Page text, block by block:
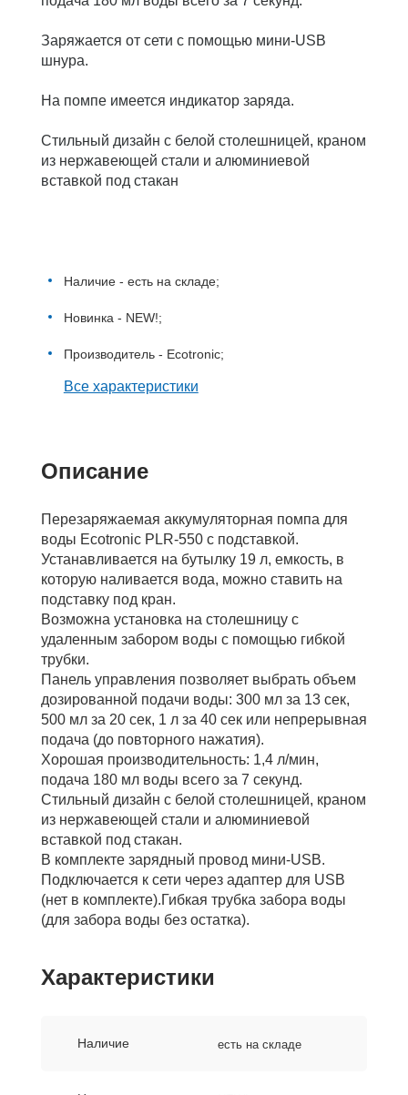
Заряжается от сети с помощью мини-USB
шнура.
На помпе имеется индикатор заряда.
Стильный дизайн с белой столешницей, краном
из нержавеющей стали и алюминиевой
вставкой под стакан
Наличие - есть на складе;
Новинка - NEW!;
Производитель - Ecotronic;
Все характеристики
Описание
Перезаряжаемая аккумуляторная помпа для
воды Ecotronic PLR-550 с подставкой.
Устанавливается на бутылку 19 л, емкость, в
которую наливается вода, можно ставить на
подставку под кран.
Возможна установка на столешницу с
удаленным забором воды с помощью гибкой
трубки.
Панель управления позволяет выбрать объем
дозированной подачи воды: 300 мл за 13 сек,
500 мл за 20 сек, 1 л за 40 сек или непрерывная
подача (до повторного нажатия).
Хорошая производительность: 1,4 л/мин,
подача 180 мл воды всего за 7 секунд.
Стильный дизайн с белой столешницей, краном
из нержавеющей стали и алюминиевой
вставкой под стакан.
В комплекте зарядный провод мини-USB.
Подключается к сети через адаптер для USB
(нет в комплекте).Гибкая трубка забора воды
(для забора воды без остатка).
Характеристики
Наличие есть на складе